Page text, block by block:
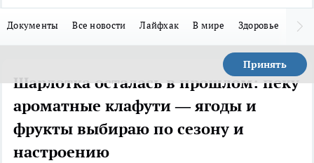
Документы Все новости Лайфхак В мире Здоровье
Принять
Шарлотка осталась в прошлом: пеку
ароматные клафути — ягоды и
фрукты выбираю по сезону и
настроению